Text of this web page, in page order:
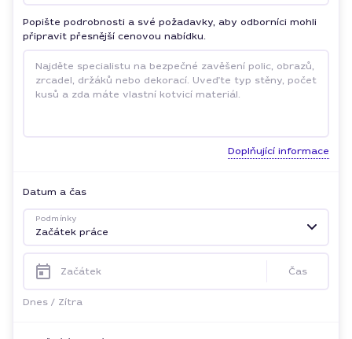
Popište podrobnosti a své požadavky, aby odborníci mohli
připravit přesnější cenovou nabídku.
Doplňující informace
Datum a čas
Podmínky
Začátek práce
Začátek Čas
Dnes / Zítra